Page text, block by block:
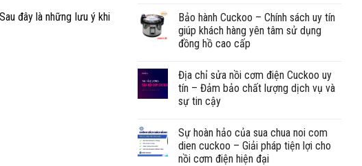
đây là những lưu ý khi
Bảo hành Cuckoo – Chính sách uy tín
giúp khách hàng yên tâm sử dụng
đồng hồ cao cấp
Địa chỉ sửa nồi cơm điện Cuckoo uy
tín – Đảm bảo chất lượng dịch vụ và
sự tin cậy
Sự hoàn hảo của sua chua noi com
dien cuckoo – Giải pháp tiện lợi cho
nồi cơm điện hiện đại